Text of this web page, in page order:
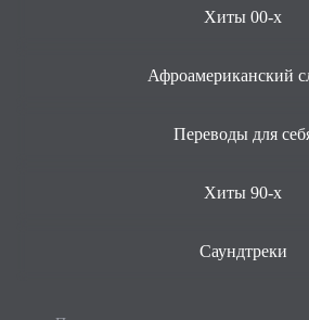
Хиты 00-х
Афроамериканский
Переводы для
Хиты 90-х
Саундтреки